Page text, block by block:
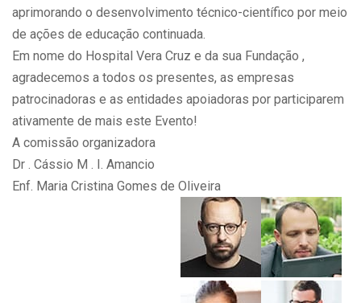
aprimorando o desenvolvimento técnico-científico por meio
de ações de educação continuada.
Em nome do Hospital Vera Cruz e da sua Fundação ,
agradecemos a todos os presentes, as empresas
patrocinadoras e as entidades apoiadoras por participarem
ativamente de mais este Evento!
A comissão organizadora
Dr . Cássio M . I. Amancio
Enf. Maria Cristina Gomes de Oliveira